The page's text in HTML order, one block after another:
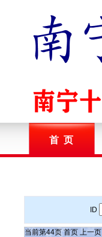
首 页
ID
当前第44页 首页 上一页